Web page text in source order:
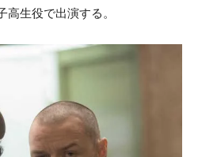
生役で出演する。